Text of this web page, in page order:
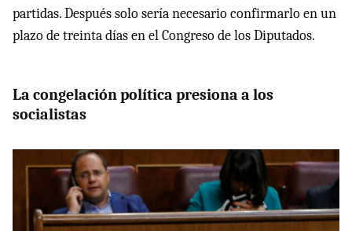
partidas. Después solo sería necesario confirmarlo en un
plazo de treinta días en el Congreso de los Diputados.
La congelación política presiona a los
socialistas